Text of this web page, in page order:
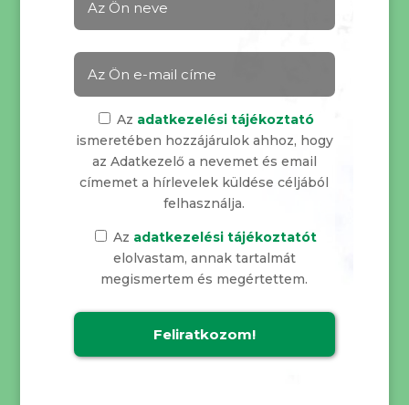
Az adatkezelési tájékoztató
ismeretében hozzájárulok ahhoz, hogy
az Adatkezelő a nevemet és email
címemet a hírlevelek küldése céljából
felhasználja.
Az adatkezelési tájékoztatót
elolvastam, annak tartalmát
megismertem és megértettem.